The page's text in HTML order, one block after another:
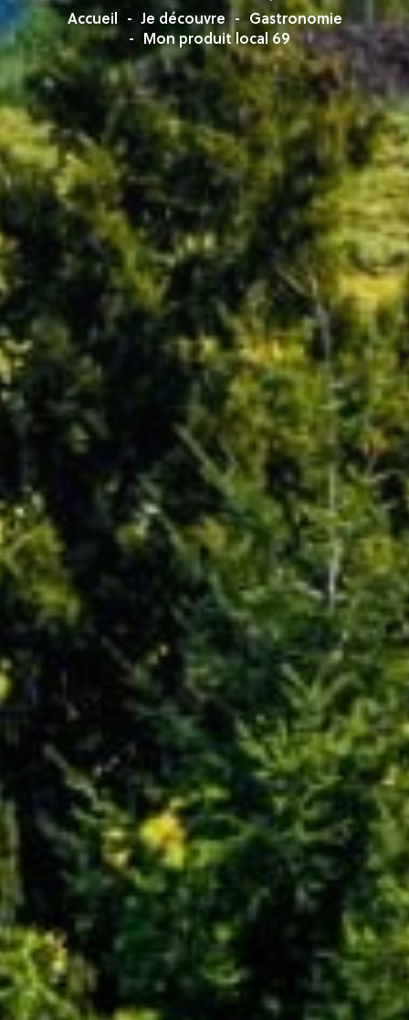
Accueil Je découvre
Gastronomie
Mon produit local 69